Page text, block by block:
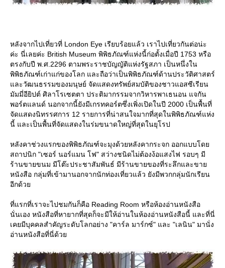
หลังจากไปเที่ยวที่ London Eye เรียบร้อยแล้ว เราไปเที่ยวกันต่อน่ะ
ค่ะ นี่เลยค่ะ British Museum พิพิธภัณฑ์แห่งนี้ก่อตั้งเมื่อปี 1753 หรือ
ตรงกับปี พ.ศ.2296 ตามพระราชบัญญัติแห่งรัฐสภา เป็นหนึ่งใน
พิพิธภัณฑ์เก่าแก่ของโลก และถือว่าเป็นพิพิธภัณฑ์ด้านประวัติศาสตร์
ละวัฒนธรรมของมนุษย์ จัดแสดงทรัพย์สมบัติของชาวแอสซีเรียน
มัมมี่อียิปต์ ศิลาโรเซตตา ประติมากรรมจากวิหารพาเธนอน แจกัน
พอร์ตแลนด์ นอกจากนี้ยังมีเกรทคอร์ตซึ่งเพิ่งเปิดในปี 2000 เป็นพื้นที่
จัดแสดงนิทรรศการ 12 รายการที่น่าสนใจมากที่สุดในพิพิธภัณฑ์แห่ง
นี้ และเป็นพื้นที่จัดแสดงในร่มขนาดใหญ่ที่สุดในยุโรป
หลังคาช่วงแรกของพิพิธภัณฑ์จะมุงด้วยหลังคากระจก ออกแบบโด
สถาปนิก "เซอร์ นอร์แมน โฟ" สว่างชนิดไม่ต้องง้อแสงไฟ รอบๆ มี
ร้านขายขนม มีโต๊ะประชาสัมพันธ์ มีร้านขายของที่ระลึกและขา
หนังสือ กลุ่มที่เข้ามานอกจากนักท่องเที่ยวแล้ว ยังมีพวกกลุ่มนักเรียน
อีกด้ว
ที่แรกที่เราจะไปชมกันก็คือ Reading Room หรือห้องอ่านหนังสือ
นั่นเอง หนังสือที่หายากที่สุดก็จะมีให้อ่านในห้องอ่านหนังสือนี้ และที่นี่
เคยมีบุคคลสำคัญระดับโลกอย่าง "คาร์ล มาร์กซ์" และ "เลนิน" มานั่ง
อ่านหนังสือที่นี่ด้ว